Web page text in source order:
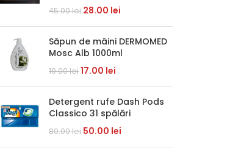
45.00lei 28.00 lei
Săpun de mâini DERMOMED
Mosc Alb 1000ml
19.00lei17.00 lei
Detergent rufe Dash Pods
Classico 31 spălări
80.00lei 50.00 lei